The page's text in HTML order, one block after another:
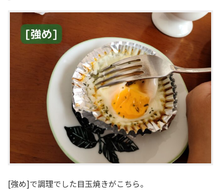
[強め]で調理でした目玉焼きがこちら。